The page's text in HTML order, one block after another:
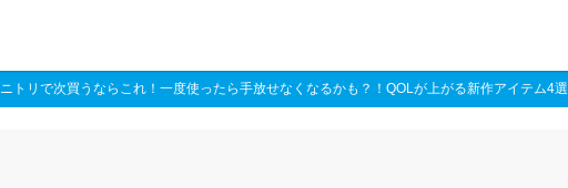
ニトリで次買うならこれ！一度使ったら手放せなくなるかも？！QOLが上がる新作アイテム4選